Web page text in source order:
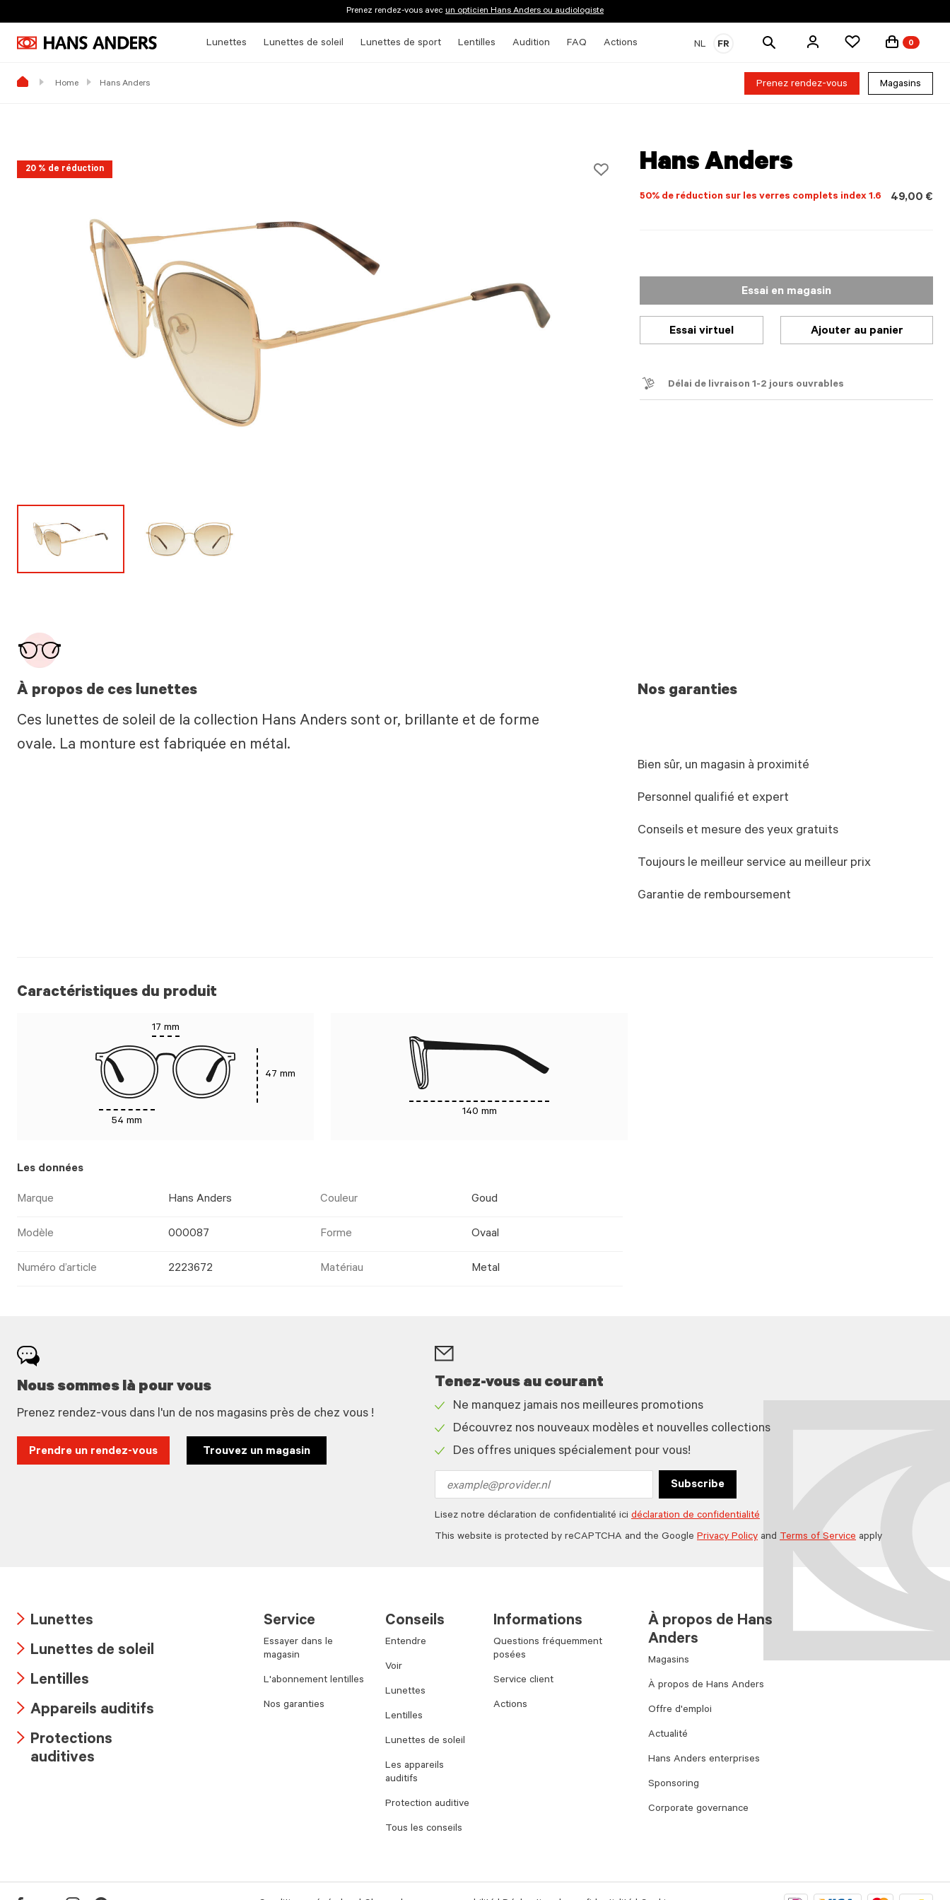
Prenez rendez-vous avec un opticien Hans Anders ou audiologiste
Lunettes Lunettes de soleil Lunettes de sport Lentilles Audition FAQ Actions NL FR
Rechercher
0
Home Hans Anders Prenez rendez-vous Magasins
20 % de réduction Hans Anders
50% de réduction sur les verres complets index 1.6 49,00 €
Essai en magasin
Essai virtuel Ajouter au panier
Délai de livraison 1-2 jours ouvrables
À propos de ces lunettes
Ces lunettes de soleil de la collection Hans Anders sont or, brillante et de forme
ovale. La monture est fabriquée en métal.
Nos garanties
Bien sûr, un magasin à proximité
Personnel qualifié et expert
Conseils et mesure des yeux gratuits
Toujours le meilleur service au meilleur prix
Garantie de remboursement
Caractéristiques du produit
17 mm
54 mm
47 mm
140 mm
Les données
Marque Hans Anders Couleur Goud
Modèle 000087 Forme Ovaal
Numéro d’article 2223672 Matériau Metal
Nous sommes là pour vous
Prenez rendez-vous dans l'un de nos magasins près de chez vous !
Prendre un rendez-vous Trouvez un magasin
Tenez-vous au courant
icon
Ne manquez jamais nos meilleures promotions
icon
Découvrez nos nouveaux modèles et nouvelles collections
Des offres uniques spécialement pour vous!
address
Subscribe
Lisez notre déclaration de confidentialité ici déclaration de confidentialité
This website is protected by reCAPTCHA and the Google Privacy Policy and Terms of Service apply
icon
Lunettes
icon
Lunettes de soleil
icon
Lentilles
icon
Appareils auditifs
Arrow
Protections
auditives
Service
Essayer dans le
magasin
L'abonnement lentilles
Nos garanties
Conseils
Entendre
Voir
Lunettes
Lentilles
Lunettes de soleil
Les appareils
auditifs
Protection auditive
Tous les conseils
Informations
Questions fréquemment
posées
Service client
Actions
À propos de Hans
Anders
Magasins
À propos de Hans Anders
Offre d'emploi
Actualité
Hans Anders enterprises
Sponsoring
Corporate governance